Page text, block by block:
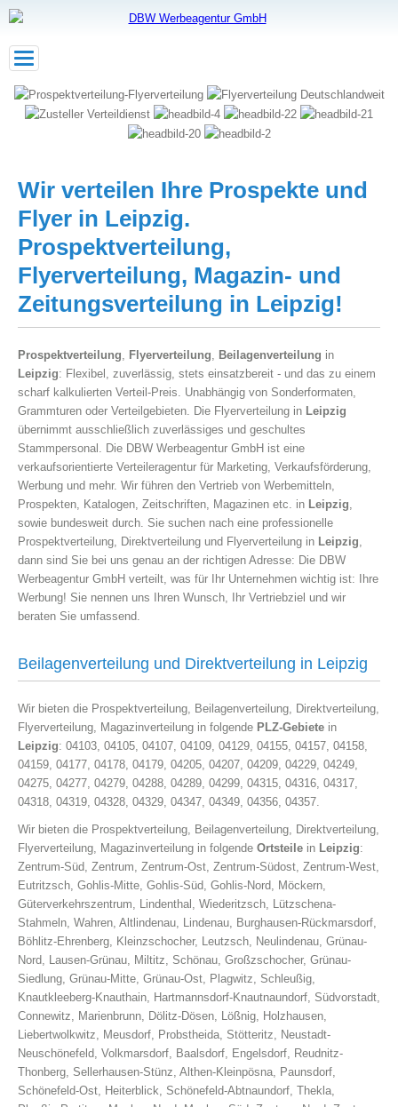
Toggle
Wir verteilen Ihre Prospekte und
Flyer in Leipzig.
Prospektverteilung,
Flyerverteilung, Magazin- und
Zeitungsverteilung in Leipzig!
Prospektverteilung, Flyerverteilung, Beilagenverteilung in
Leipzig: Flexibel, zuverlässig, stets einsatzbereit - und das zu einem
scharf kalkulierten Verteil-Preis. Unabhängig von Sonderformaten,
Grammturen oder Verteilgebieten. Die Flyerverteilung in Leipzig
übernimmt ausschließlich zuverlässiges und geschultes
Stammpersonal. Die DBW Werbeagentur GmbH ist eine
verkaufsorientierte Verteileragentur für Marketing, Verkaufsförderung,
Werbung und mehr. Wir führen den Vertrieb von Werbemitteln,
Prospekten, Katalogen, Zeitschriften, Magazinen etc. in Leipzig,
sowie bundesweit durch. Sie suchen nach eine professionelle
Prospektverteilung, Direktverteilung und Flyerverteilung in Leipzig,
dann sind Sie bei uns genau an der richtigen Adresse: Die DBW
Werbeagentur GmbH verteilt, was für Ihr Unternehmen wichtig ist: Ihre
Werbung! Sie nennen uns Ihren Wunsch, Ihr Vertriebziel und wir
beraten Sie umfassend.
Beilagenverteilung und Direktverteilung in Leipzig
Wir bieten die Prospektverteilung, Beilagenverteilung, Direktverteilung,
Flyerverteilung, Magazinverteilung in folgende PLZ-Gebiete in
Leipzig: 04103, 04105, 04107, 04109, 04129, 04155, 04157, 04158,
04159, 04177, 04178, 04179, 04205, 04207, 04209, 04229, 04249,
04275, 04277, 04279, 04288, 04289, 04299, 04315, 04316, 04317,
04318, 04319, 04328, 04329, 04347, 04349, 04356, 04357.
Wir bieten die Prospektverteilung, Beilagenverteilung, Direktverteilung,
Flyerverteilung, Magazinverteilung in folgende Ortsteile in Leipzig:
Zentrum-Süd, Zentrum, Zentrum-Ost, Zentrum-Südost, Zentrum-West,
Eutritzsch, Gohlis-Mitte, Gohlis-Süd, Gohlis-Nord, Möckern,
Güterverkehrszentrum, Lindenthal, Wiederitzsch, Lützschena-
Stahmeln, Wahren, Altlindenau, Lindenau, Burghausen-Rückmarsdorf,
Böhlitz-Ehrenberg, Kleinzschocher, Leutzsch, Neulindenau, Grünau-
Nord, Lausen-Grünau, Miltitz, Schönau, Großzschocher, Grünau-
Siedlung, Grünau-Mitte, Grünau-Ost, Plagwitz, Schleußig,
Knautkleeberg-Knauthain, Hartmannsdorf-Knautnaundorf, Südvorstadt,
Connewitz, Marienbrunn, Dölitz-Dösen, Lößnig, Holzhausen,
Liebertwolkwitz, Meusdorf, Probstheida, Stötteritz, Neustadt-
Neuschönefeld, Volkmarsdorf, Baalsdorf, Engelsdorf, Reudnitz-
Thonberg, Sellerhausen-Stünz, Althen-Kleinpösna, Paunsdorf,
Schönefeld-Ost, Heiterblick, Schönefeld-Abtnaundorf, Thekla,